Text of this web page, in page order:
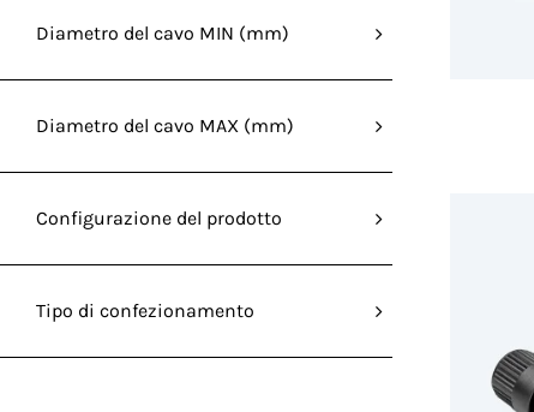
Diametro del cavo MIN (mm)
Diametro del cavo MAX (mm)
Configurazione del prodotto
Tipo di confezionamento